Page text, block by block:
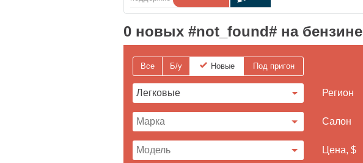
0 новых #not_found# на бензине
Все Б/у Новые Под пригон
Регион
Cалон
Цена, $